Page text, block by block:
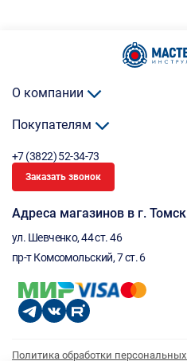
О компании
Покупателям
+7 (3822) 52-34-73
Заказать звонок
Адреса магазинов в г. Томск
ул. Шевченко, 44 ст. 46
пр-т Комсомольский, 7 ст. 6
Политика обработки